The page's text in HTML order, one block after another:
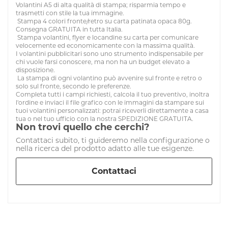
Volantini A5 di alta qualità di stampa; risparmia tempo e
trasmetti con stile la tua immagine.
Stampa 4 colori fronte/retro su carta patinata opaca 80g.
Consegna GRATUITA in tutta Italia.
Stampa volantini, flyer e locandine su carta per comunicare
velocemente ed economicamente con la massima qualità.
I volantini pubblicitari sono uno strumento indispensabile per
chi vuole farsi conoscere, ma non ha un budget elevato a
disposizione.
La stampa di ogni volantino può avvenire sul fronte e retro o
solo sul fronte, secondo le preferenze.
Completa tutti i campi richiesti, calcola il tuo preventivo, inoltra
l'ordine e inviaci il file grafico con le immagini da stampare sui
tuoi volantini personalizzati: potrai riceverli direttamente a casa
tua o nel tuo ufficio con la nostra SPEDIZIONE GRATUITA.
Non trovi quello che cerchi?
Contattaci subito, ti guideremo nella configurazione o
nella ricerca del prodotto adatto alle tue esigenze.
Contattaci